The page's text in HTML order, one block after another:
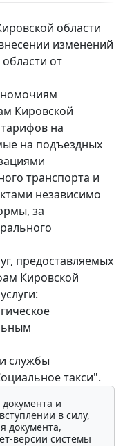
области
изменений
от
Кировской
на
на подъездных
транспорта и
независимо
за
предоставляемых
Кировской
службы
такси".
документа и
в силу,
документа,
версии системы